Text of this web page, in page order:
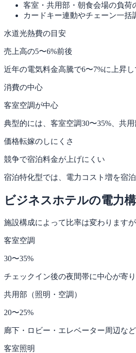
客室・共用部・朝食会場の負荷
カードキー連動やチェーン一
水道光熱費の目安
売上高の5〜6%前後
近年の電気料金高騰で6〜7%に上昇
消費の中心
客室空調が中心
典型的には、客室空調30〜35%、共
価格転嫁のしにくさ
競争で宿泊料金が上げにくい
宿泊特化型では、電力コスト増を宿
ビジネスホテルの電力
施設構成によって比率は変わります
客室空調
30〜35%
チェックイン後の夜間帯に中心が寄
共用部（照明・空調）
20〜25%
廊下・ロビー・エレベーター周辺な
客室照明